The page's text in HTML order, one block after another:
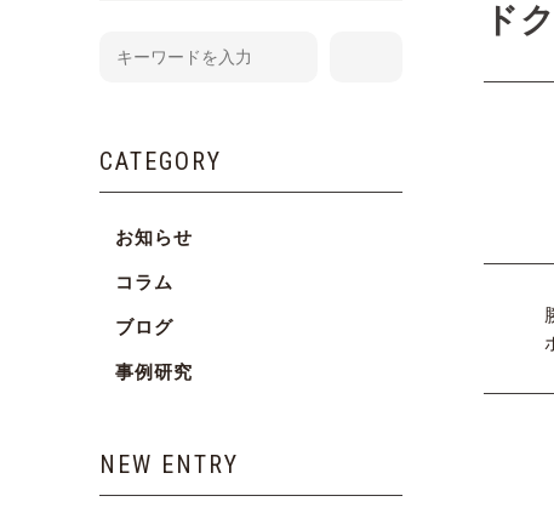
ド
CATEGORY
お知らせ
コラム
ブログ
事例研究
NEW ENTRY